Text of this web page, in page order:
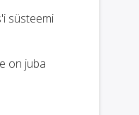
süsteemi
on juba